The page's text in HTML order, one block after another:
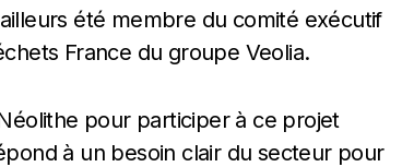
été membre du comité exécutif
France du groupe Veolia.
pour participer à ce projet
à un besoin clair du secteur pour